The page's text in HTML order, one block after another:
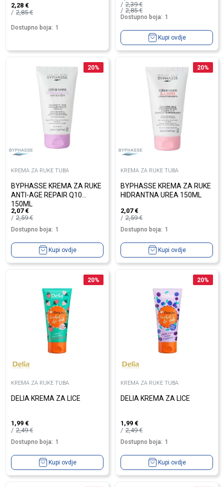
2,28 €
2,85€
Dostupno boja: 1
2,39€
2,85€
Dostupno boja: 1
Kupi ovdje
20%
KREMA ZA RUKE TUBA
BYPHASSE KREMA ZA RUKE
ANTI-AGE REPAIR Q10
150ML
2,07 €
2,59€
Dostupno boja: 1
Kupi ovdje
20%
KREMA ZA RUKE TUBA
BYPHASSE KREMA ZA RUKE
HIDRANTNA UREA 150ML
2,07 €
2,59€
Dostupno boja: 1
Kupi ovdje
20%
KREMA ZA RUKE TUBA
DELIA KREMA ZA LICE
1,99 €
2,49€
Dostupno boja: 1
Kupi ovdje
20%
KREMA ZA RUKE TUBA
DELIA KREMA ZA LICE
1,99 €
2,49€
Dostupno boja: 1
Kupi ovdje